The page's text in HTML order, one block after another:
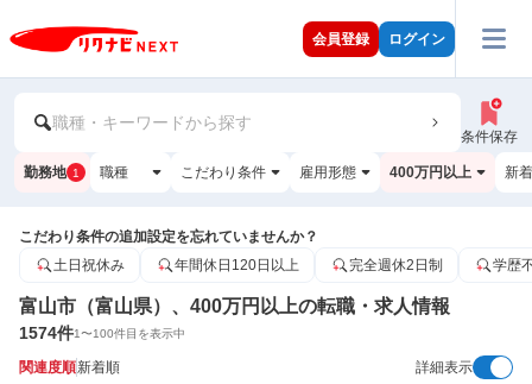
会員登録 ログイン
職種・キーワードから探す
条件保存
勤務地 1 職種 こだわり条件 雇用形態 400万円以上 新
こだわり条件の追加設定を忘れていませんか？
土日祝休み
年間休日120日以上 完全週休2日制 学歴
富山市（富山県）、400万円以上の転職・求人情報
1574件1〜100件目を表示中
関連度順新着順 詳細表示